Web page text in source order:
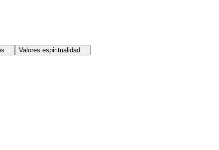
Valores espiritualidad